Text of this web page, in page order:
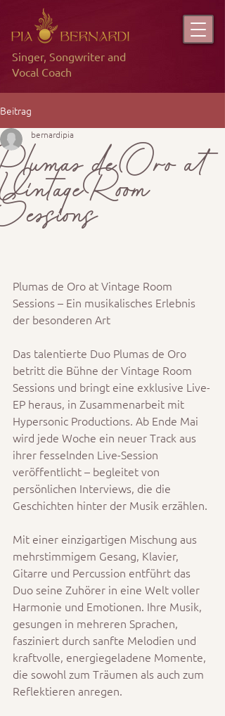
Singer, Songwriter and
Vocal Coach
Beitrag
Plumas de Oro at
Vintage Room
Sessions
bernardipia
Plumas de Oro at Vintage Room
Sessions – Ein musikalisches Erlebnis
der besonderen Art
Das talentierte Duo Plumas de Oro
betritt die Bühne der Vintage Room
Sessions und bringt eine exklusive Live-
EP heraus, in Zusammenarbeit mit
Hypersonic Productions. Ab Ende Mai
wird jede Woche ein neuer Track aus
ihrer fesselnden Live-Session
veröffentlicht – begleitet von
persönlichen Interviews, die die
Geschichten hinter der Musik erzählen.
Mit einer einzigartigen Mischung aus
mehrstimmigem Gesang, Klavier,
Gitarre und Percussion entführt das
Duo seine Zuhörer in eine Welt voller
Harmonie und Emotionen. Ihre Musik,
gesungen in mehreren Sprachen,
fasziniert durch sanfte Melodien und
kraftvolle, energiegeladene Momente,
die sowohl zum Träumen als auch zum
Reflektieren anregen.